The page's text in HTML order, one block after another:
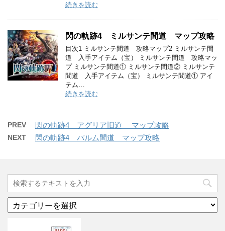
続きを読む
閃の軌跡4 ミルサンテ間道 マップ攻略
目次1 ミルサンテ間道 攻略マップ2 ミルサンテ間
道 入手アイテム（宝） ミルサンテ間道 攻略マッ
プ ミルサンテ間道① ミルサンテ間道② ミルサンテ
間道 入手アイテム（宝） ミルサンテ間道① アイ
テム…
続きを読む
PREV 閃の軌跡4 アグリア旧道 マップ攻略
NEXT 閃の軌跡4 パルム間道 マップ攻略
テ